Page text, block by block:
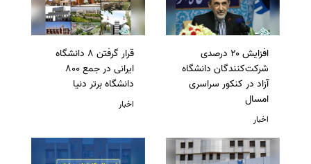
افزایش ۲۰ درصدی
شرکت‌کنندگان دانشگاه
آزاد در کنکور سراسری
امسال
اخبار
قرار گرفتن 8 دانشگاه
ایرانی در جمع 800
دانشگاه برتر دنیا
اخبار